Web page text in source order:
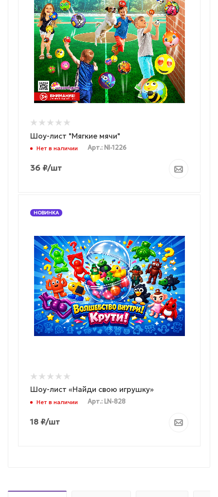
Шоу-лист "Мягкие мячи"
Нет в наличии Арт.: NI-1226
36 ₽/шт
НОВИНКА
Шоу-лист «Найди свою игрушку»
Нет в наличии Арт.: LN-828
18 ₽/шт